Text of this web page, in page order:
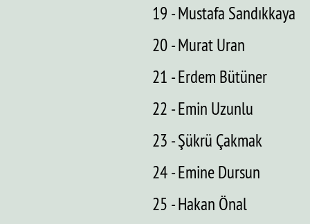
19 - Mustafa Sandıkkaya
20 - Murat Uran
21 - Erdem Bütüner
22 - Emin Uzunlu
23 - Şükrü Çakmak
24 - Emine Dursun
25 - Hakan Önal